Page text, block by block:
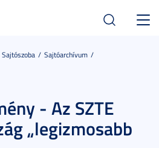
Sajtószoba
Sajtóarchívum
- Az SZTE
„legizmosabb